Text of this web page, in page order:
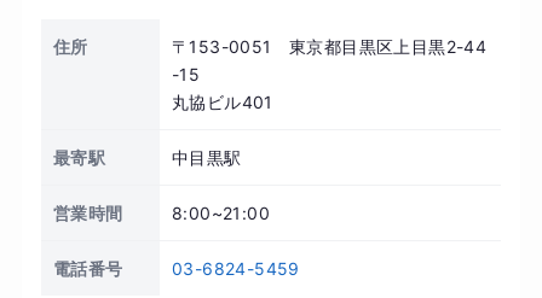
住所
〒153-0051 東京都目黒区上目黒2-44
-15
丸協ビル401
最寄駅 中目黒駅
営業時間 8:00~21:00
電話番号 03-6824-5459